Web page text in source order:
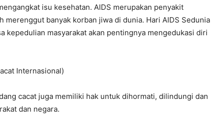
isu kesehatan. AIDS merupakan penyakit
merenggut banyak korban jiwa di dunia. Hari AIDS Sedunia
kepedulian masyarakat akan pentingnya mengedukasi diri
Internasional)
cacat juga memiliki hak untuk dihormati, dilindungi dan
dan negara.